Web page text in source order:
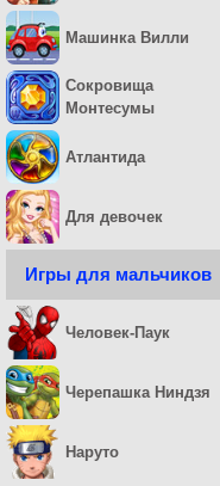
Машинка Вилли
Сокровища
Монтесумы
Атлантида
Для девочек
Игры для мальчиков
Человек-Паук
Черепашка Ниндзя
Наруто